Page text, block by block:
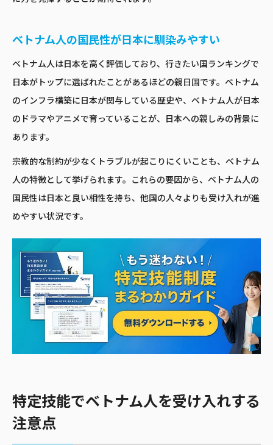
ベトナム人の国民性が日本に馴染みやすい
ベトナム人は日本を高く評価しており、行きたい国ランキングで
日本がトップに選ばれたことがあるほどの親日国です。ベトナム
のインフラ構築に日本が関与している歴史や、ベトナム人が日本
のドラマやアニメで育っていることが、日本への親しみの背景に
あります。
宗教的な制約が少なくトラブルが起こりにくいことも、ベトナム
人の特徴として挙げられます。これらの要因から、ベトナム人の
国民性は日本と良い相性を持ち、他国の人々よりも受け入れが進
めやすい状況です。
特定技能でベトナム人を受け入れする
注意点